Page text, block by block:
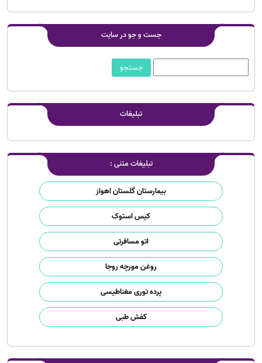
جست و جو در سایت
تبلیغات
تبلیغات متنی :
بیمارستان گلستان اهواز
کیس استوک
اتو مسافرتی
روغن مورچه روجا
پرده توری مغناطیسی
کفش طبی